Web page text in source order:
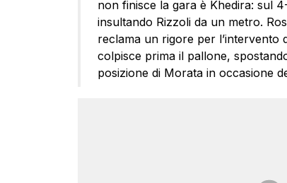
non finisce la gara è Khedira: sul
insultando Rizzoli da un metro.
reclama un rigore per l’intervento
colpisce prima il pallone,
posizione di Morata in occasione